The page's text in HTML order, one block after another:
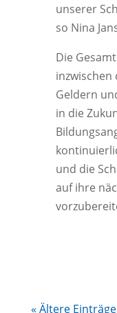
unserer
so Nina
Die
inzwischen
Geldern
in die
und die
auf ihre
« Ältere Einträge